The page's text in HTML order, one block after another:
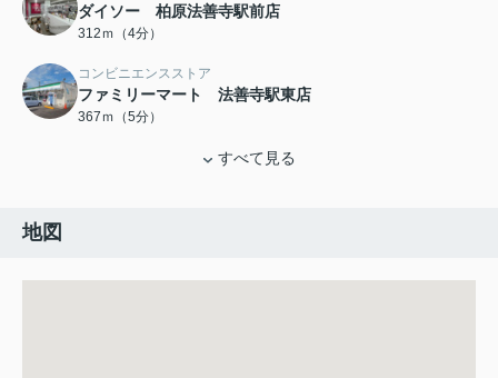
ダイソー 柏原法善寺駅前店
312ｍ（4分）
コンビニエンスストア
ファミリーマート 法善寺駅東店
367ｍ（5分）
すべて見る
地図